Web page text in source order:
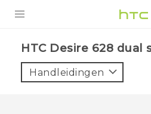
VIVE
HTC Desire 628 dual
Handleidingen